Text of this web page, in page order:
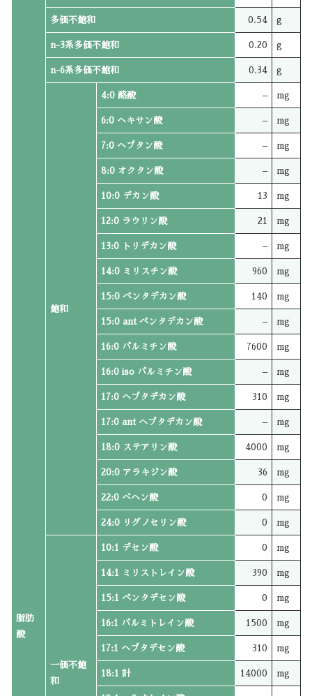
脂肪
酸
多価不飽和 0.54 g
n-3系多価不飽和 0.20 g
n-6系多価不飽和 0.34 g
飽和
4:0 酪酸 – mg
6:0 ヘキサン酸 – mg
7:0 ヘプタン酸 – mg
8:0 オクタン酸 – mg
10:0 デカン酸 13 mg
12:0 ラウリン酸 21 mg
13:0 トリデカン酸 – mg
14:0 ミリスチン酸 960 mg
15:0 ペンタデカン酸 140 mg
15:0 ant ペンタデカン酸 – mg
16:0 パルミチン酸 7600 mg
16:0 iso パルミチン酸 – mg
17:0 ヘプタデカン酸 310 mg
17:0 ant ヘプタデカン酸 – mg
18:0 ステアリン酸 4000 mg
20:0 アラキジン酸 36 mg
22:0 ベヘン酸 0 mg
24:0 リグノセリン酸 0 mg
一価不飽
和
10:1 デセン酸 0 mg
14:1 ミリストレイン酸 390 mg
15:1 ペンタデセン酸 0 mg
16:1 パルミトレイン酸 1500 mg
17:1 ヘプタデセン酸 310 mg
18:1 計 14000 mg